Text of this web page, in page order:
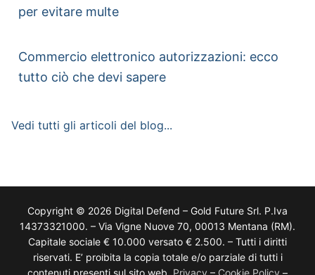
per evitare multe
Commercio elettronico autorizzazioni: ecco
tutto ciò che devi sapere
Vedi tutti gli articoli del blog...
Copyright © 2026 Digital Defend – Gold Future Srl. P.Iva
14373321000. – Via Vigne Nuove 70, 00013 Mentana (RM).
Capitale sociale € 10.000 versato € 2.500. – Tutti i diritti
riservati. E’ proibita la copia totale e/o parziale di tutti i